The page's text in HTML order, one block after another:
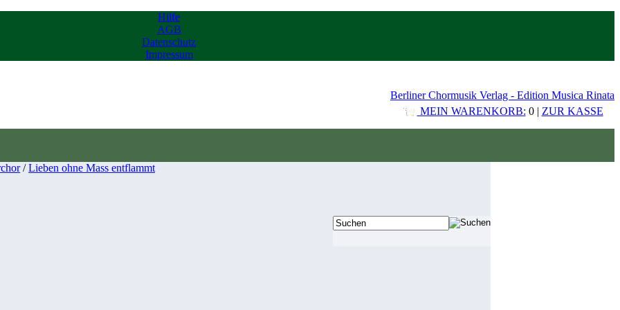
Hilfe
AGB
Datenschutz
Impressum
Berliner Chormusik Verlag - Edition Musica Rinata
MEIN WARENKORB: 0 | ZUR KASSE
/Lieben ohne Mass entflammt